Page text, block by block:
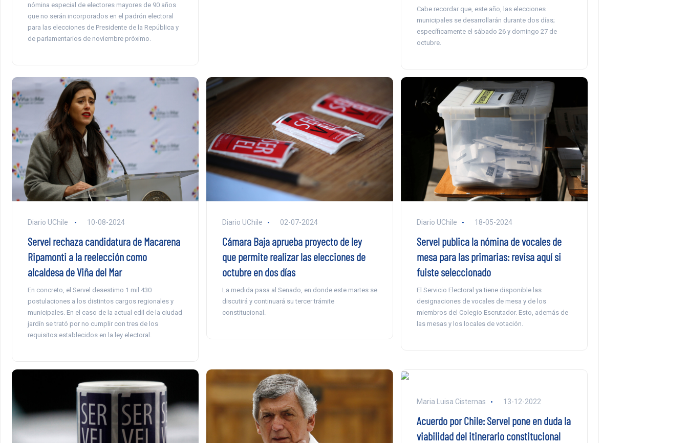
nómina especial de electores mayores de 90 años
que no serán incorporados en el padrón electoral
para las elecciones de Presidente de la República y
de parlamentarios de noviembre próximo.
Cabe recordar que, este año, las elecciones
municipales se desarrollarán durante dos días;
específicamente el sábado 26 y domingo 27 de
octubre.
Diario UChile 10-08-2024
Servel rechaza candidatura de Macarena
Ripamonti a la reelección como
alcaldesa de Viña del Mar
En concreto, el Servel desestimo 1 mil 430
postulaciones a los distintos cargos regionales y
municipales. En el caso de la actual edil de la ciudad
jardín se trató por no cumplir con tres de los
requisitos establecidos en la ley electoral.
Diario UChile 02-07-2024
Cámara Baja aprueba proyecto de ley
que permite realizar las elecciones de
octubre en dos días
La medida pasa al Senado, en donde este martes se
discutirá y continuará su tercer trámite
constitucional.
Diario UChile 18-05-2024
Servel publica la nómina de vocales de
mesa para las primarias: revisa aquí si
fuiste seleccionado
El Servicio Electoral ya tiene disponible las
designaciones de vocales de mesa y de los
miembros del Colegio Escrutador. Esto, además de
las mesas y los locales de votación.
Maria Luisa Cisternas 13-12-2022
Acuerdo por Chile: Servel pone en duda la
viabilidad del itinerario constitucional